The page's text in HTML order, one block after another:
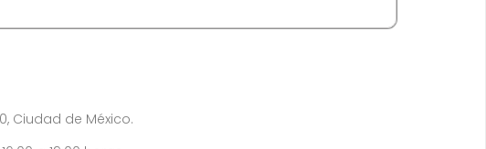
Ciudad de México.